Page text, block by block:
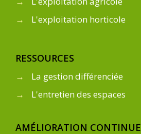
→
L'exploitation horticole
RESSOURCES
→
La gestion différenciée
→
L'entretien des espaces
AMÉLIORATION CONTINUE